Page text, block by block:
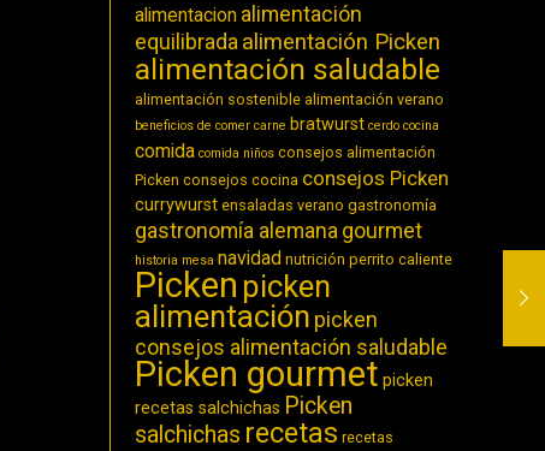
alimentacion alimentación
equilibrada alimentación Picken
alimentación saludable
alimentación sostenible alimentación verano
beneficios de comer carne bratwurst cerdo cocina
comida comida niños consejos alimentación
Picken consejos cocina consejos Picken
currywurst ensaladas verano gastronomía
gastronomía alemana gourmet
historia mesa navidad nutrición perrito caliente
Picken picken
alimentación picken
consejos alimentación saludable
Picken gourmet picken
recetas salchichas Picken
salchichas recetas recetas